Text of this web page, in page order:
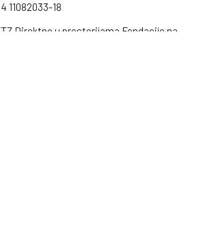
11082033-18
Direktno u prostorijama Fondacije na